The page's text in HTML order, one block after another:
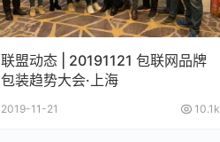
联盟动态 | 20191121 包联网品牌
包装趋势大会·上海
2019-11-21 10.1k